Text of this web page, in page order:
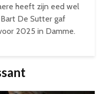
heeft zijn eed wel
De Sutter gaf
2025 in Damme.